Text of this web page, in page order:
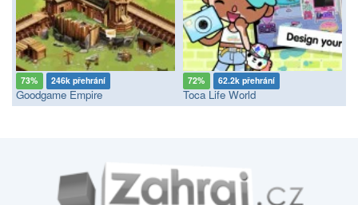
73% 246k přehrání
Goodgame Empire
72% 62.2k přehrání
Toca Life World